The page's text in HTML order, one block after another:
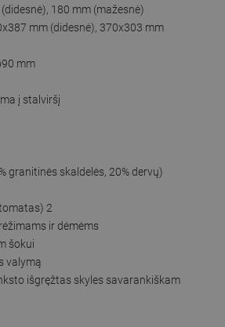
180 mm (mažesnė)
mm (didesnė), 370x303 mm
mm
į stalviršį
granitinės skaldelės, 20% dervų)
2
ir dėmėms
šokui
valymą
išgręžtas skyles savarankiškam